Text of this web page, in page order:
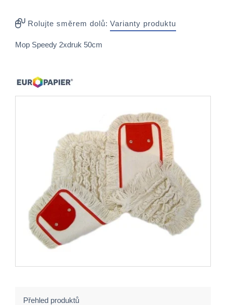
Rolujte směrem dolů: Varianty produktu
Mop Speedy 2xdruk 50cm
Přehled produktů